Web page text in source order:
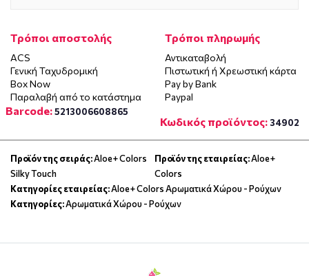
Τρόποι αποστολής
ACS
Γενική Ταχυδρομική
Box Now
Παραλαβή από το κατάστημα
Τρόποι πληρωμής
Αντικαταβολή
Πιστωτική ή Χρεωστική κάρτα
Pay by Bank
Paypal
Barcode:5213006608865
Κωδικός προϊόντος: 34902
Προϊόν της σειράς:Aloe+ Colors
Silky Touch
Προϊόν της εταιρείας:Aloe+
Colors
Κατηγορίες εταιρείας:Aloe+ Colors Αρωματικά Χώρου - Ρούχων
Κατηγορίες:Αρωματικά Χώρου - Ρούχων